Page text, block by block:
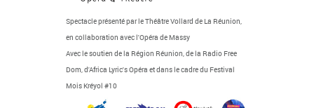
Spectacle présenté par le Théâtre Vollard de La Réunion,
en collaboration avec l'Opéra de Massy
Avec le soutien de la Région Réunion, de la Radio Free
Dom, d'Africa Lyric's Opéra et dans le cadre du Festival
Mois Kréyol #10